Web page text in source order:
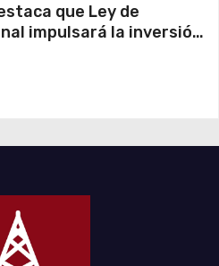
que Ley de
impulsará la inversión